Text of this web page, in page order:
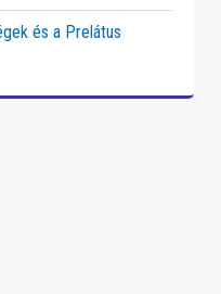
és a Prelátus